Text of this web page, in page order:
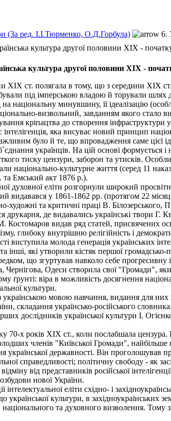
(За ред. І.І.Тюрменко, О.Д.Горбула)
6.
культура другої половини XIX -
культура другої половини XIX -
XIX ст. полягала в тому, що з середини XIX
під імперською владою й торували
національну минувшину, її ідеалізацію
визвольний, завданням якого стало
кріпацтва до створення інфраструктури
яка висуває новий принцип
було й те, що впровадження саме цієї
українців. На цій основі формується і
тиску цензури, заборон та утисків.
національно-культурне життя (серед 11
Емський акт 1876 p.).
духовної еліти розгорнули широкий
видавався у 1861-1862 pp. (протягом 22
художні та критичні праці В.
друкарня, де видавались українські твори
видав ряд статей, присвячених
глибоку внутрішню релігійність і
виступила молода генерація українських
які утворили кістяк першої громадсько-
що згуртував навколо себе прогресивну
Одеси створила свої "Громади",
ґрунті: віра в можливість досягнення
культури.
мовою навчання, видання для
складання українсько-російського
дослідників української культури І.
х років XIX ст., коли послабшала цензура.
членів "Київської Громади",
державності. Він проголошував
справедливості; політичну свободу - як
від представників російської
нової України.
еліти східно- і
культури, в західноукраїнських
та духовного визволення.